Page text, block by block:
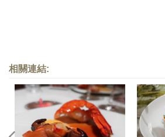
相關連結: